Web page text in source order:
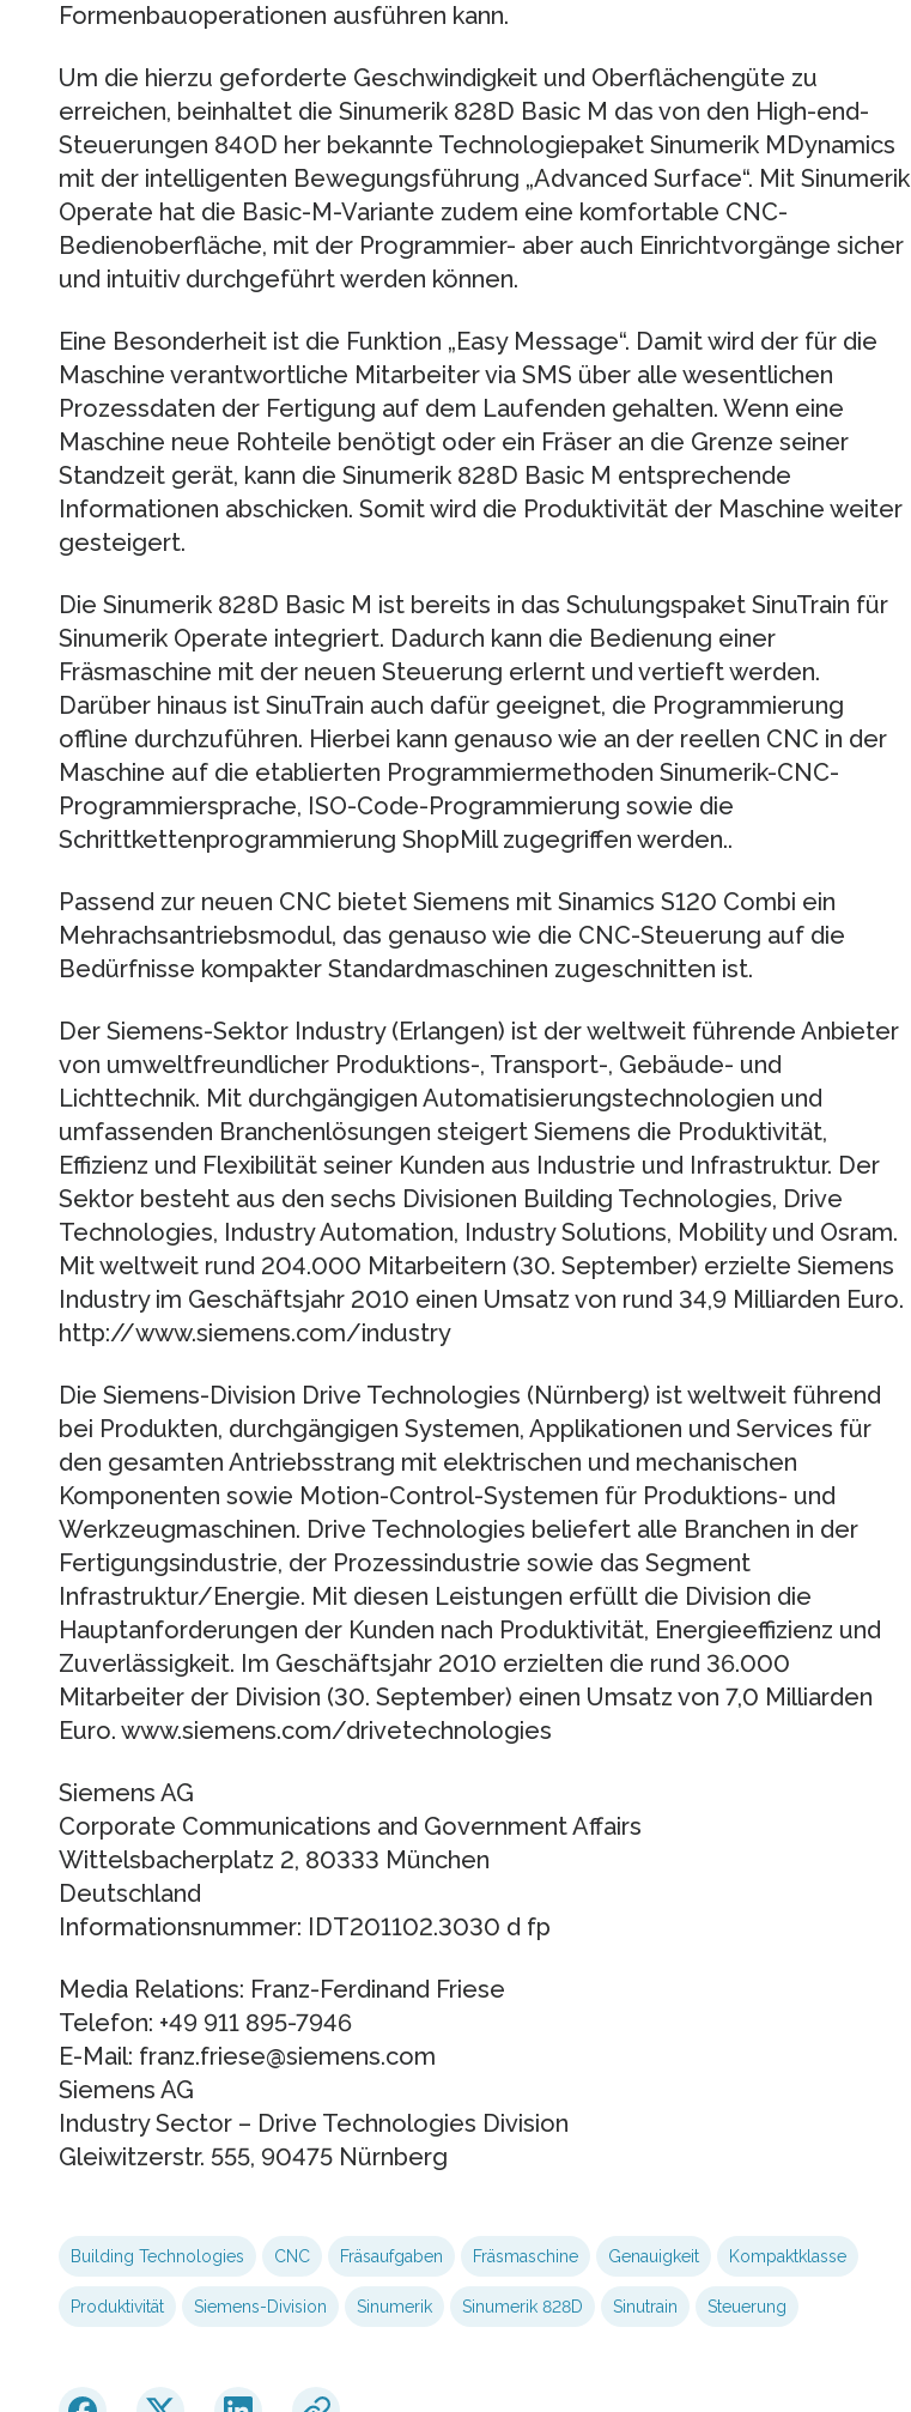
Formenbauoperationen ausführen kann.
Um die hierzu geforderte Geschwindigkeit und Oberflächengüte zu
erreichen, beinhaltet die Sinumerik 828D Basic M das von den High-end-
Steuerungen 840D her bekannte Technologiepaket Sinumerik MDynamics
mit der intelligenten Bewegungsführung „Advanced Surface“. Mit Sinumerik
Operate hat die Basic-M-Variante zudem eine komfortable CNC-
Bedienoberfläche, mit der Programmier- aber auch Einrichtvorgänge sicher
und intuitiv durchgeführt werden können.
Eine Besonderheit ist die Funktion „Easy Message“. Damit wird der für die
Maschine verantwortliche Mitarbeiter via SMS über alle wesentlichen
Prozessdaten der Fertigung auf dem Laufenden gehalten. Wenn eine
Maschine neue Rohteile benötigt oder ein Fräser an die Grenze seiner
Standzeit gerät, kann die Sinumerik 828D Basic M entsprechende
Informationen abschicken. Somit wird die Produktivität der Maschine weiter
gesteigert.
Die Sinumerik 828D Basic M ist bereits in das Schulungspaket SinuTrain für
Sinumerik Operate integriert. Dadurch kann die Bedienung einer
Fräsmaschine mit der neuen Steuerung erlernt und vertieft werden.
Darüber hinaus ist SinuTrain auch dafür geeignet, die Programmierung
offline durchzuführen. Hierbei kann genauso wie an der reellen CNC in der
Maschine auf die etablierten Programmiermethoden Sinumerik-CNC-
Programmiersprache, ISO-Code-Programmierung sowie die
Schrittkettenprogrammierung ShopMill zugegriffen werden..
Passend zur neuen CNC bietet Siemens mit Sinamics S120 Combi ein
Mehrachsantriebsmodul, das genauso wie die CNC-Steuerung auf die
Bedürfnisse kompakter Standardmaschinen zugeschnitten ist.
Der Siemens-Sektor Industry (Erlangen) ist der weltweit führende Anbieter
von umweltfreundlicher Produktions-, Transport-, Gebäude- und
Lichttechnik. Mit durchgängigen Automatisierungstechnologien und
umfassenden Branchenlösungen steigert Siemens die Produktivität,
Effizienz und Flexibilität seiner Kunden aus Industrie und Infrastruktur. Der
Sektor besteht aus den sechs Divisionen Building Technologies, Drive
Technologies, Industry Automation, Industry Solutions, Mobility und Osram.
Mit weltweit rund 204.000 Mitarbeitern (30. September) erzielte Siemens
Industry im Geschäftsjahr 2010 einen Umsatz von rund 34,9 Milliarden Euro.
http://www.siemens.com/industry
Die Siemens-Division Drive Technologies (Nürnberg) ist weltweit führend
bei Produkten, durchgängigen Systemen, Applikationen und Services für
den gesamten Antriebsstrang mit elektrischen und mechanischen
Komponenten sowie Motion-Control-Systemen für Produktions- und
Werkzeugmaschinen. Drive Technologies beliefert alle Branchen in der
Fertigungsindustrie, der Prozessindustrie sowie das Segment
Infrastruktur/Energie. Mit diesen Leistungen erfüllt die Division die
Hauptanforderungen der Kunden nach Produktivität, Energieeffizienz und
Zuverlässigkeit. Im Geschäftsjahr 2010 erzielten die rund 36.000
Mitarbeiter der Division (30. September) einen Umsatz von 7,0 Milliarden
Euro. www.siemens.com/drivetechnologies
Siemens AG
Corporate Communications and Government Affairs
Wittelsbacherplatz 2, 80333 München
Deutschland
Informationsnummer: IDT201102.3030 d fp
Media Relations: Franz-Ferdinand Friese
Telefon: +49 911 895-7946
E-Mail: franz.friese@siemens.com
Siemens AG
Industry Sector – Drive Technologies Division
Gleiwitzerstr. 555, 90475 Nürnberg
Building Technologies CNC Fräsaufgaben Fräsmaschine Genauigkeit Kompaktklasse
Produktivität Siemens-Division Sinumerik Sinumerik 828D Sinutrain Steuerung